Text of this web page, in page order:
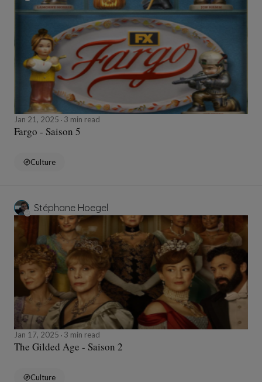
Jan 21, 2025 3 min read
Fargo - Saison 5
Culture
Stéphane Hoegel
Jan 17, 2025 3 min read
The Gilded Age - Saison 2
Culture